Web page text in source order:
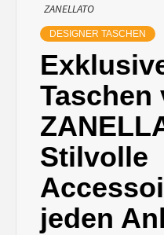
ZANELLATO
DESIGNER TASCHEN
Taschen
Stilvolle
jeden